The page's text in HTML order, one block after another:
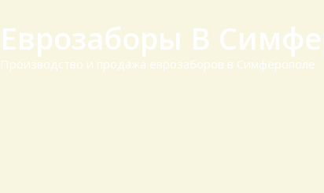
Еврозаборы В
Производство и продажа еврозаборов в Симферополе